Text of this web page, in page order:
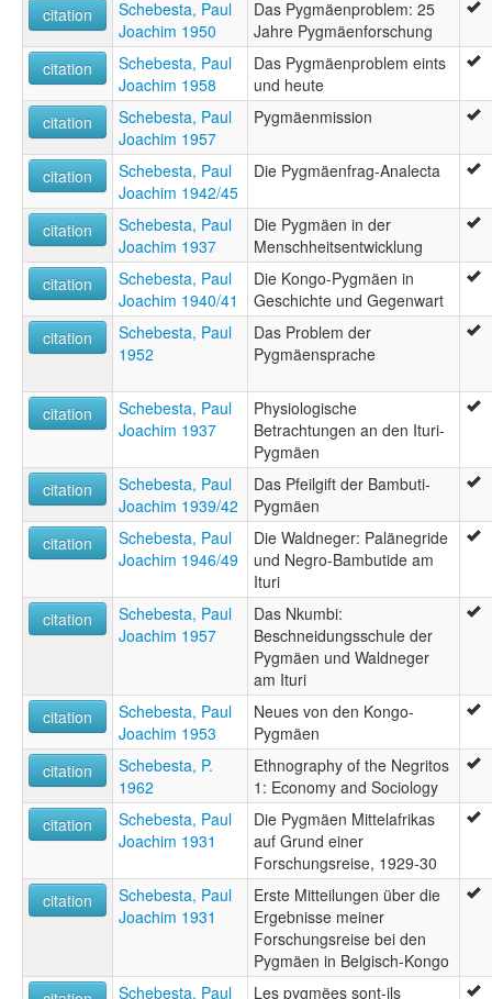
citation
Schebesta, Paul
Joachim 1950
Das Pygmäenproblem: 25
Jahre Pygmäenforschung
citation
Schebesta, Paul
Joachim 1958
Das Pygmäenproblem eints
und heute
citation
Schebesta, Paul
Joachim 1957
Pygmäenmission
citation
Schebesta, Paul
Joachim 1942/45
Die Pygmäenfrag-Analecta
citation
Schebesta, Paul
Joachim 1937
Die Pygmäen in der
Menschheitsentwicklung
citation
Schebesta, Paul
Joachim 1940/41
Die Kongo-Pygmäen in
Geschichte und Gegenwart
citation
Schebesta, Paul
1952
Das Problem der
Pygmäensprache
citation
Schebesta, Paul
Joachim 1937
Physiologische
Betrachtungen an den Ituri-
Pygmäen
citation
Schebesta, Paul
Joachim 1939/42
Das Pfeilgift der Bambuti-
Pygmäen
citation
Schebesta, Paul
Joachim 1946/49
Die Waldneger: Palänegride
und Negro-Bambutide am
Ituri
citation
Schebesta, Paul
Joachim 1957
Das Nkumbi:
Beschneidungsschule der
Pygmäen und Waldneger
am Ituri
citation
Schebesta, Paul
Joachim 1953
Neues von den Kongo-
Pygmäen
citation
Schebesta, P.
1962
Ethnography of the Negritos
1: Economy and Sociology
citation
Schebesta, Paul
Joachim 1931
Die Pygmäen Mittelafrikas
auf Grund einer
Forschungsreise, 1929-30
citation
Schebesta, Paul
Joachim 1931
Erste Mitteilungen über die
Ergebnisse meiner
Forschungsreise bei den
Pygmäen in Belgisch-Kongo
Schebesta, Paul Les pygmëes sont-ils